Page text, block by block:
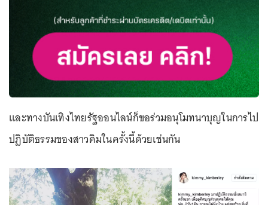
และทางบันเทิงไทยรัฐออนไลน์ก็ขอร่วมอนุโมทนาบุญในการไป
ปฏิบัติธรรมของสาวคิมในครั้งนี้ด้วยเช่นกัน